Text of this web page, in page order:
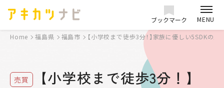
ブックマーク MENU
Home 福島県 福島市 【小学校まで徒歩3分！】家族に優しい5SDKの広
売買
【小学校まで徒歩3分！】